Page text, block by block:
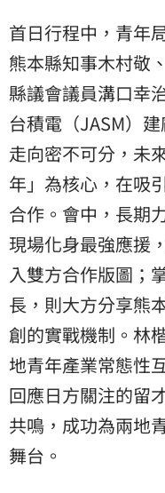
首日行程中，青年
熊本縣知事木村敬
縣議會議員溝口幸
台積電（JASM）
走向密不可分，未
年」為核心，在吸
合作。會中，長期
現場化身最強應援
入雙方合作版圖；
長，則大方分享熊
創的實戰機制。林
地青年產業常態性
回應日方關注的留
共鳴，成功為兩地
舞台。